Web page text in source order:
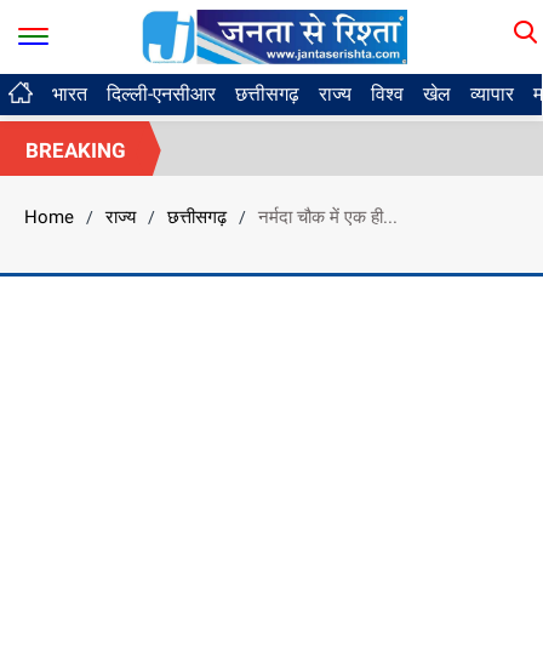
भारत दिल्ली-एनसीआर छत्तीसगढ़ राज्य विश्व खेल व्यापार
BREAKING
Home / राज्य / छत्तीसगढ़ / नर्मदा चौक में एक ही...